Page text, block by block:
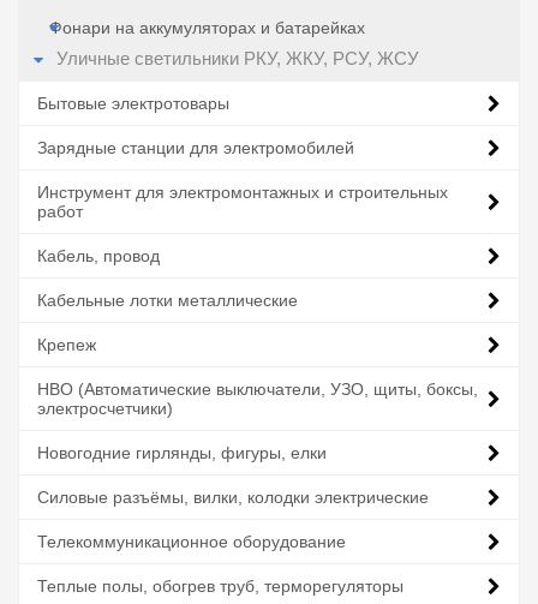
Фонари на аккумуляторах и батарейках
Уличные светильники РКУ, ЖКУ, РСУ, ЖСУ
Бытовые электротовары
Зарядные станции для электромобилей
Инструмент для электромонтажных и строительных
работ
Кабель, провод
Кабельные лотки металлические
Крепеж
НВО (Автоматические выключатели, УЗО, щиты, боксы,
электросчетчики)
Новогодние гирлянды, фигуры, елки
Силовые разъёмы, вилки, колодки электрические
Телекоммуникационное оборудование
Теплые полы, обогрев труб, терморегуляторы